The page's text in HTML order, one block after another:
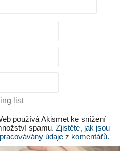
list
používá Akismet ke snížení
spamu. Zjistěte, jak jsou
údaje z komentářů.